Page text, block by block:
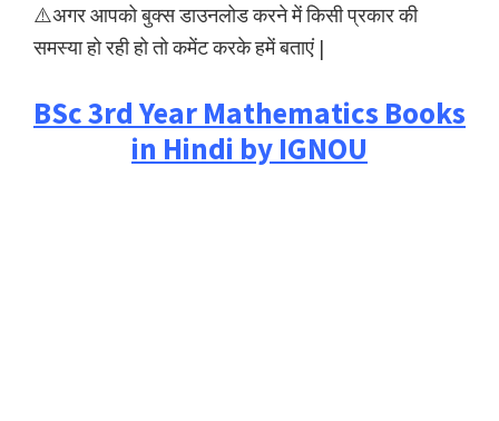
⚠️अगर आपको बुक्स डाउनलोड करने में किसी प्रकार की
समस्या हो रही हो तो कमेंट करके हमें बताएं |
BSc 3rd Year Mathematics Books
in Hindi by IGNOU